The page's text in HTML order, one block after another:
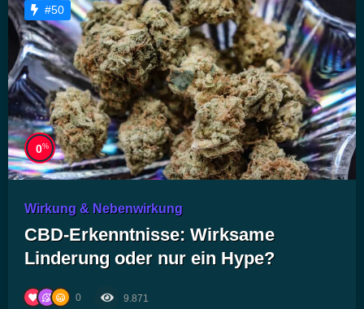
#50
0%
Wirkung & Nebenwirkung
CBD-Erkenntnisse: Wirksame
Linderung oder nur ein Hype?
0 9.871